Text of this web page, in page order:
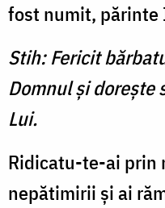
fost numit, părinte
Stih: Fericit
Domnul şi doreşte
Lui.
Ridicatu-te-ai prin
nepătimirii şi ai